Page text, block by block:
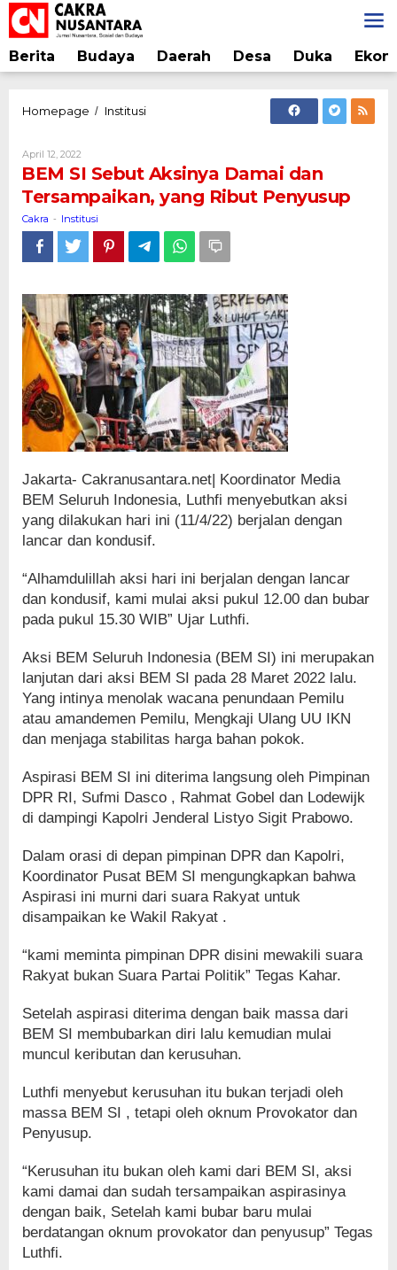
Lewati
ke
konten
Berita Budaya Daerah Desa Duka
Homepage / InstitusiBEM
Aksinya
Damai
dan
yang
Ribut
April 12, 2022
Cakra
BEM SI Sebut Aksinya Damai dan
Tersampaikan, yang Ribut Penyusup
Cakra - Institusi
Jakarta- Cakranusantara.net| Koordinator Media
BEM Seluruh Indonesia, Luthfi menyebutkan aksi
yang dilakukan hari ini (11/4/22) berjalan dengan
lancar dan kondusif.
“Alhamdulillah aksi hari ini berjalan dengan lancar
dan kondusif, kami mulai aksi pukul 12.00 dan bubar
pada pukul 15.30 WIB” Ujar Luthfi.
Aksi BEM Seluruh Indonesia (BEM SI) ini merupakan
lanjutan dari aksi BEM SI pada 28 Maret 2022 lalu.
Yang intinya menolak wacana penundaan Pemilu
atau amandemen Pemilu, Mengkaji Ulang UU IKN
dan menjaga stabilitas harga bahan pokok.
Aspirasi BEM SI ini diterima langsung oleh Pimpinan
DPR RI, Sufmi Dasco , Rahmat Gobel dan Lodewijk
di dampingi Kapolri Jenderal Listyo Sigit Prabowo.
Dalam orasi di depan pimpinan DPR dan Kapolri,
Koordinator Pusat BEM SI mengungkapkan bahwa
Aspirasi ini murni dari suara Rakyat untuk
disampaikan ke Wakil Rakyat .
“kami meminta pimpinan DPR disini mewakili suara
Rakyat bukan Suara Partai Politik” Tegas Kahar.
Setelah aspirasi diterima dengan baik massa dari
BEM SI membubarkan diri lalu kemudian mulai
muncul keributan dan kerusuhan.
Luthfi menyebut kerusuhan itu bukan terjadi oleh
massa BEM SI , tetapi oleh oknum Provokator dan
Penyusup.
“Kerusuhan itu bukan oleh kami dari BEM SI, aksi
kami damai dan sudah tersampaikan aspirasinya
dengan baik, Setelah kami bubar baru mulai
berdatangan oknum provokator dan penyusup” Tegas
Luthfi.